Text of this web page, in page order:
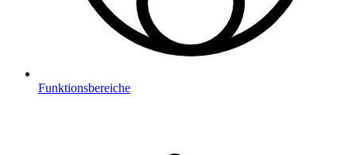
Funktionsbereiche